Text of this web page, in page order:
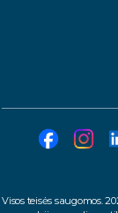
Visos teisės saugomos.